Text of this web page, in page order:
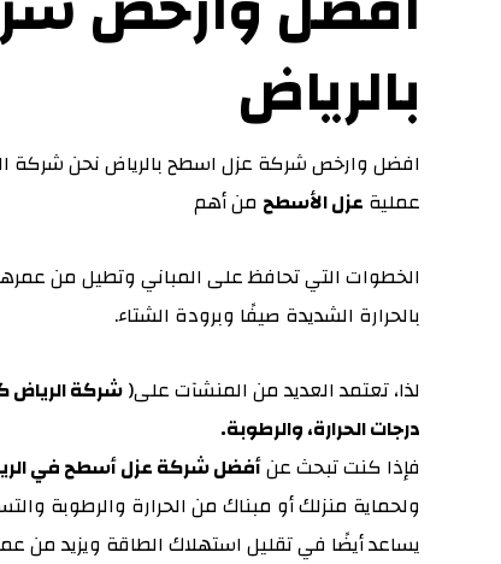
بالرياض
افضل وارخص شركة عزل اسطح بالرياض نحن شركة
عملية عزل الأسطح من أهم
الخطوات التي تحافظ على المباني وتطيل من
بالحرارة الشديدة صيفًا وبرودة الشتاء.
لذا، تعتمد العديد من المنشآت على(شركة الرياض
درجات الحرارة، والرطوبة.
فإذا كنت تبحث عنأفضل شركة عزل أسطح في
ولحماية منزلك أو مبناك من الحرارة والرطوبة
يساعد أيضًا في تقليل استهلاك الطاقة ويزيد من